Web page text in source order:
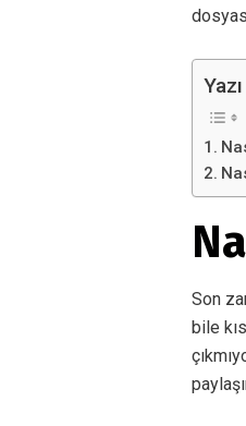
Son
bile